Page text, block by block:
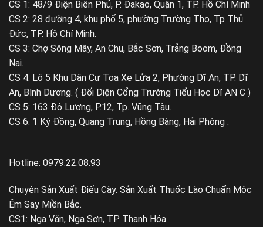
CS 1: 48/9 Điện Biên Phủ, P. Đakao, Quận 1, TP. Hồ Chí Minh
CS 2: 28 đường 4, khu phố 5, phường Trường Thọ, Tp Thủ
Đức, TP. Hồ Chí Minh.
CS 3: Chợ Sông Mây, An Chu, Bắc Sơn, Trảng Boom, Đồng
Nai.
CS 4: Lô 5 Khu Dân Cư Toa Xe Lửa 2, Phường Dĩ An, TP. Dĩ
An, Bình Dương. ( Đối Diện Cổng Trường Tiểu Học Dĩ AN C )
CS 5: 163 Đô Lương, P.12, Tp. Vũng Tàu.
CS 6: 1 Kỳ Đồng, Quang Trung, Hồng Bàng, Hải Phòng .
Hotline: 0979.22.08.93
Chuyên Sản Xuất Điếu Cày. Sản Xuất Thuốc Lào Chuẩn Mộc
Êm Say Miền Bắc.
CS1: Nga Văn, Nga Sơn, TP. Thanh Hóa.